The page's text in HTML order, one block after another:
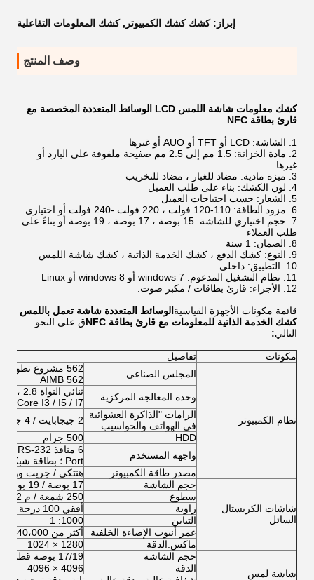
إبراز:كشك كشك الكمبيوتر ,كشك المعلومات التفاعلية
وصف المنتج
كشك معلومات شاشة اللمس LCD الوسائط المتعددة المخصصة مع
قارئ بطاقة NFC
الشاشة: LCD أو TFT أو AUO أو غيرها
مادة الخزانة: 1.5 مم إلى 2.5 مم صفيحة ملفوفة على البارد أو
غيرها
ميزة مادية: مضاد للغبار ، مضاد للتخريب
لون الكشك: بناء على طلب العميل
الشعار: حسب احتياجات العميل
مزود الطاقة: 110-120 فولت ، 220 فولت -240 فولت أو اختياري
حجم اختياري للشاشة: 15 بوصة ، 17 بوصة ، 19 بوصة أو بناءً على
طلب العملاء
الضمان: 1 سنة
النوع: كشك الدفع ، كشك الخدمة الذاتية ، كشك شاشة اللمس
التطبيق: داخلي
نظام التشغيل المدعوم: windows 7 أو windows 8 أو Linux
الأجزاء: قارئ بطاقات / مكبر صوت.
قائمة مكونات الأجهزة القياسية الوسائط المتعددة شاشة تعمل باللمس
كشك الخدمة الذاتية للمعلومات مع قارئ بطاقة NFC
ق على النحو
التالي:
مكونات تفاصيل
نظام الكمبيوتر
المجلس الصناعي
AIMB 562
وحدة المعالجة المركزية
Core I3 / I5 / I7
الرامات "الذاكرة العشوائية
في الهواتف والحواسيب
2 جيجابايت / 4 جيجابايت / 8 جيجابايت
HDD
500 جرام
واجهه المستخدم
Port ؛ بطاقة شبكة مدمجة ، بطاقة صوت
مصدر طاقة الكمبيوتر
هنتكي / جريت وول
شاشات الكريستال
السائل
حجم الشاشة
17 بوصة / 19 بوصة (اختياري من 8 بوصة إلى 65 بوصة)
سطوع
250 شمعة / م 2
زاوية
أفقي 100 درجة فوق ؛ عمودي 80 درجة فوق
التباين
1000: 1
عمر أنبوب الإضاءة الخلفية
أكثر من 40،000 ساعة
ماكس.الدقة
1280 × 1024
شاشة لمس
حجم الشاشة
17/19 بوصة قطري (اختياري من 8 بوصة إلى 65 بوصة)
الدقة
4096 × 4096